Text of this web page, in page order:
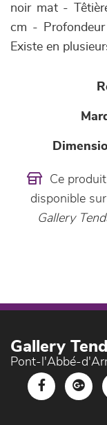
noir mat -
cm -
Existe en
Ce
disponible
Gallery
Gallery
Pont-l'Abbé-